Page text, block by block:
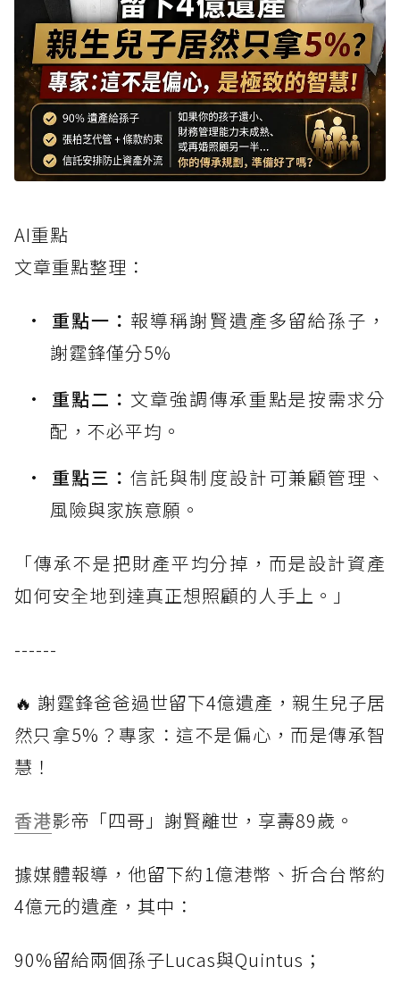
AI重點
文章重點整理：
重點一： 報導稱謝賢遺產多留給孫子，
謝霆鋒僅分5%
重點二： 文章強調傳承重點是按需求分
配，不必平均。
重點三：信託與制度設計可兼顧管理、
風險與家族意願。
「傳承不是把財產平均分掉，而是設計資產
如何安全地到達真正想照顧的人手上。」
------
🔥 謝霆鋒爸爸過世留下4億遺產，親生兒子居
然只拿5%？專家：這不是偏心，而是傳承智
慧！
香港影帝「四哥」謝賢離世，享壽89歲。
據媒體報導，他留下約1億港幣、折合台幣約
4億元的遺產，其中：
90%留給兩個孫子Lucas與Quintus；